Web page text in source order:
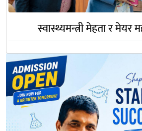
स्वास्थ्यमन्त्री मेहता र मेयर